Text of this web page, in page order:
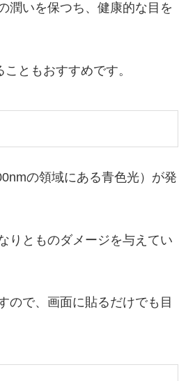
潤いを保つち、健康的な目を
ともおすすめです。
の領域にある青色光）が発
りとものダメージを与えてい
ので、画面に貼るだけでも目